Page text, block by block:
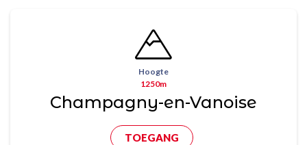
Hoogte
1250m
Champagny-en-Vanoise
TOEGANG